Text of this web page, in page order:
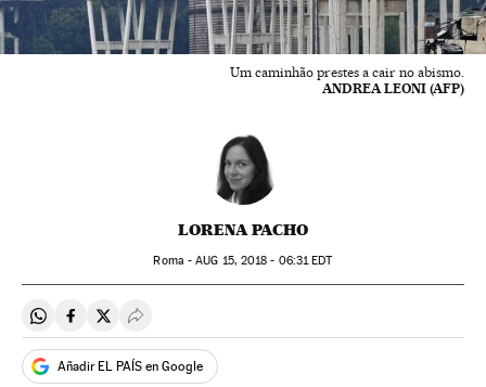
Um caminhão prestes a cair no abismo.
ANDREA LEONI (AFP)
LORENA PACHO
Roma -AUG 15, 2018 - 06:31EDT
Compartir en Whatsapp
Compartir en Facebook
Compartir en Twitter
Desplegar Redes Sociales
Añadir EL PAÍS en Google